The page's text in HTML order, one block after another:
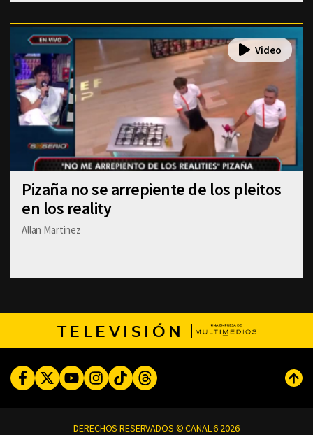
Pizaña no se arrepiente de los pleitos
en los reality
Allan Martinez
TELEVISIÓN
FacebookTwitterYoutubeInstagram
TikTokThreads
DERECHOS RESERVADOS © CANAL 6 2026